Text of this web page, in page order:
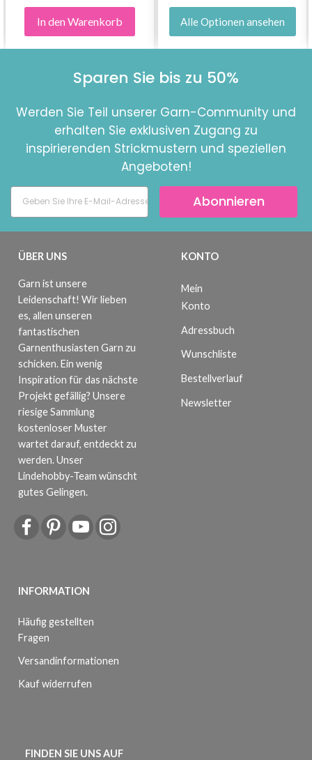
In den Warenkorb Alle Optionen ansehen
Sparen Sie bis zu 50%
Werden Sie Teil unserer Garn-Community und
erhalten Sie exklusiven Zugang zu
inspirierenden Strickmustern und speziellen
Angeboten!
Abonnieren
ÜBER UNS
Garn ist unsere
Leidenschaft! Wir lieben
es, allen unseren
fantastischen
Garnenthusiasten Garn zu
schicken. Ein wenig
Inspiration für das nächste
Projekt gefällig? Unsere
riesige Sammlung
kostenloser Muster
wartet darauf, entdeckt zu
werden. Unser
Lindehobby-Team wünscht
gutes Gelingen.
INFORMATION
Häufig gestellten
Fragen
Versandinformationen
Kauf widerrufen
KONTO
Mein
Konto
Adressbuch
Wunschliste
Bestellverlauf
Newsletter
FINDEN SIE UNS AUF